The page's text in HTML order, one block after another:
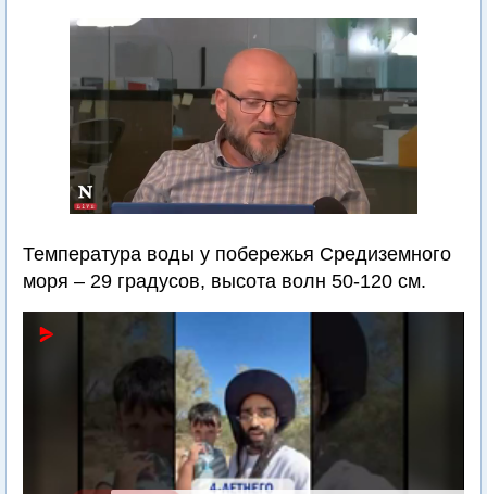
Температура воды у побережья Средиземного
моря – 29 градусов, высота волн 50-120 см.